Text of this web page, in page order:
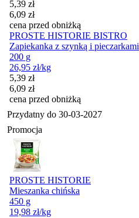
Cena promocyjna
5,39 zł
6,09 zł
cena przed obniżką
PROSTE HISTORIE BISTRO
Zapiekanka z szynką i pieczarkami
200 g
26,95 zł/kg
Cena promocyjna
5,39 zł
6,09 zł
cena przed obniżką
Przydatny do 30-03-2027
Promocja
PROSTE HISTORIE
Mieszanka chińska
450 g
19,98 zł/kg